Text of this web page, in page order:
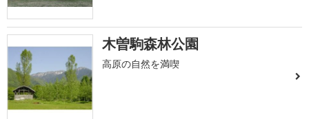
木曽駒森林公園
高原の自然を満喫